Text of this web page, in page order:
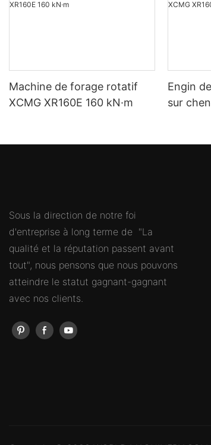
Machine de forage rotatif
XCMG XR160E 160 kN·m
Engin
sur
Sous la direction de notre foi
d'entreprise à long terme de "La
qualité et la réputation passent avant
tout", nous pensons que nous pouvons
atteindre le statut gagnant-gagnant
avec nos clients.